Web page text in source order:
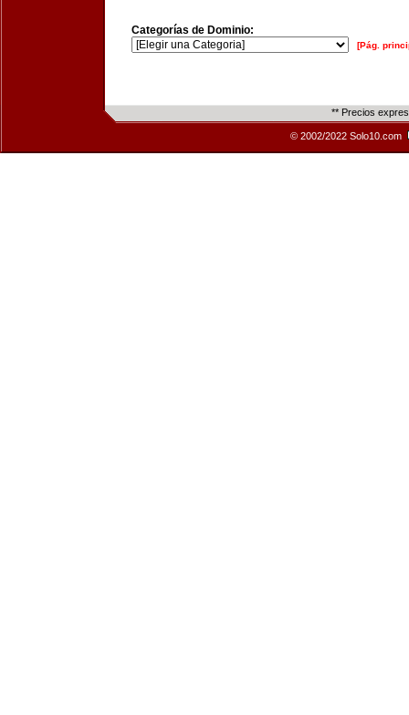
Categorías de Dominio:
[Pág.
** Precios
© 2002/2022 Solo10.com